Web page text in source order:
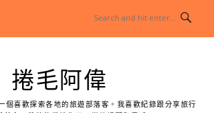
捲毛阿偉
個喜歡探索各地的旅遊部落客。我喜歡紀錄跟分享旅行